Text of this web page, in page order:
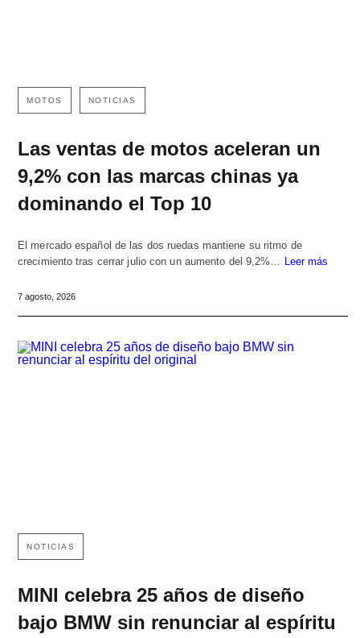
MOTOS NOTICIAS
Las ventas de motos aceleran un
9,2% con las marcas chinas ya
dominando el Top 10
El mercado español de las dos ruedas mantiene su ritmo de
crecimiento tras cerrar julio con un aumento del 9,2%… Leer más
7 agosto, 2026
NOTICIAS
MINI celebra 25 años de diseño
bajo BMW sin renunciar al espíritu